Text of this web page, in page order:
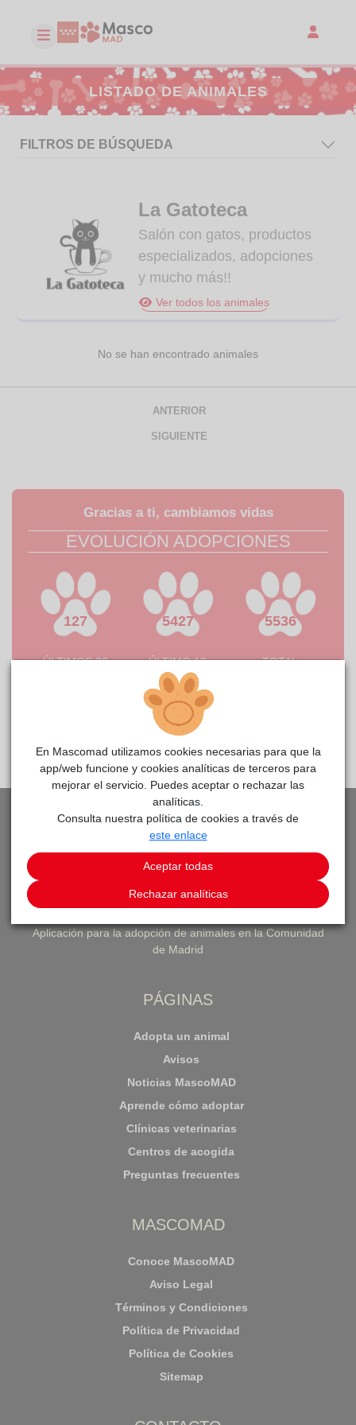
LISTADO DE ANIMALES
FILTROS DE BÚSQUEDA
La Gatoteca
Salón con gatos, productos
especializados, adopciones
y mucho más!!
Ver todos los animales
No se han encontrado animales
ANTERIOR
SIGUIENTE
Gracias a ti, cambiamos vidas
EVOLUCIÓN ADOPCIONES
127
ÚLTIMOS 30
5427
ÚLTIMO 12
MESES
5536
TOTAL
Cada adopción representa unanueva oportunidad
Aplicación para la adopción de animales en la Comunidad
de Madrid
PÁGINAS
Adopta un animal
Avisos
Noticias MascoMAD
Aprende cómo adoptar
Clínicas veterinarias
Centros de acogida
Preguntas frecuentes
MASCOMAD
Conoce MascoMAD
Aviso Legal
Términos y Condiciones
Política de Privacidad
Política de Cookies
Sitemap
En Mascomad utilizamos cookies necesarias para que la
app/web funcione y cookies analíticas de terceros para
mejorar el servicio. Puedes aceptar o rechazar las
analíticas.
Consulta nuestra política de cookies a través de
este enlace
Aceptar todas
Rechazar analíticas